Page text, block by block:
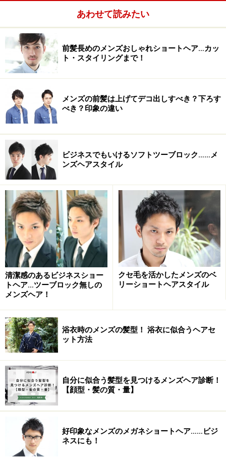
アップします。３つ目はスタイリングが思い通りにまと
めやすいこと。セクションごとに頭の形を意識してカッ
トすることで骨格矯正をしスタイルが長持ちします。ま
たカットで動きを出しているのでワックスまたはジェル
を付けるだけで動きが出て、毎朝の苦手なスタイリング
も思い通りに決まります。
仕事が忙しくなかなか髪にまで手が回らない方、おしゃ
れを楽しみたい方も、これを機に挑戦してみてはいかが
でしょうか。
ヘアスタイル情報
カット：トップを長めに残し、トップに向けソフトに刈
り上げてつなげます。動きを出すためザクザクカットし
ラインをぼかします。
カラー：基本的にはNOカラー。また、好みで少し色を入
れると柔らかさが出ます。パーマ：なし
顔型・髪質
あわせて読みたい
前髪長めのメンズおしゃれショートヘア…カッ
ト・スタイリングまで！
メンズの前髪は上げてデコ出しすべき？下ろす
べき？印象の違い
ビジネスでもいけるソフトツーブロック……メ
ンズヘアスタイル
清潔感のあるビジネスショー
トヘア…ツーブロック無しの
メンズヘア！
クセ毛を活かしたメンズのベ
リーショートヘアスタイル
浴衣時のメンズの髪型！ 浴衣に似合うヘアセ
ット方法
自分に似合う髪型を見つけるメンズヘア診断！
【顔型・髪の質・量】
好印象なメンズのメガネショートヘア……ビジ
ネスにも！